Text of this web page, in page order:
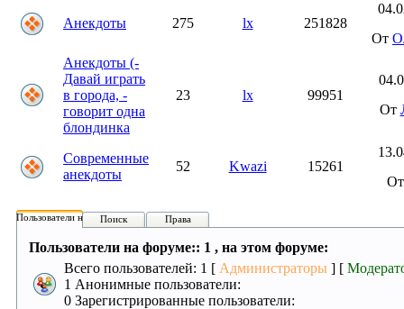
Анекдоты 275 lx 251828
От
Анекдоты (-
Давай играть
в города, -
говорит одна
блондинка
23 lx 99951
От
Современные
анекдоты
52 Kwazi 15261
Пользователи на форуме:
Поиск Права
Пользователи на форуме:: 1 , на этом форуме:
Всего пользователей: 1 [ Администраторы ] [
1 Анонимные пользователи:
0 Зарегистрированные пользователи: